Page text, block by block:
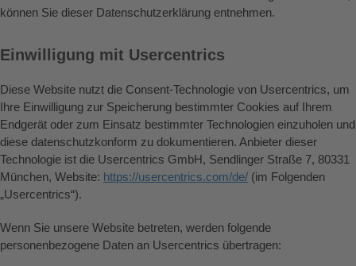
können Sie dieser Datenschutzerklärung entnehmen.
Einwilligung mit Usercentrics
Diese Website nutzt die Consent-Technologie von Usercentrics, um
Ihre Einwilligung zur Speicherung bestimmter Cookies auf Ihrem
Endgerät oder zum Einsatz bestimmter Technologien einzuholen und
diese datenschutzkonform zu dokumentieren. Anbieter dieser
Technologie ist die Usercentrics GmbH, Sendlinger Straße 7, 80331
München, Website: https://usercentrics.com/de/ (im Folgenden
„Usercentrics“).
Wenn Sie unsere Website betreten, werden folgende
personenbezogene Daten an Usercentrics übertragen: